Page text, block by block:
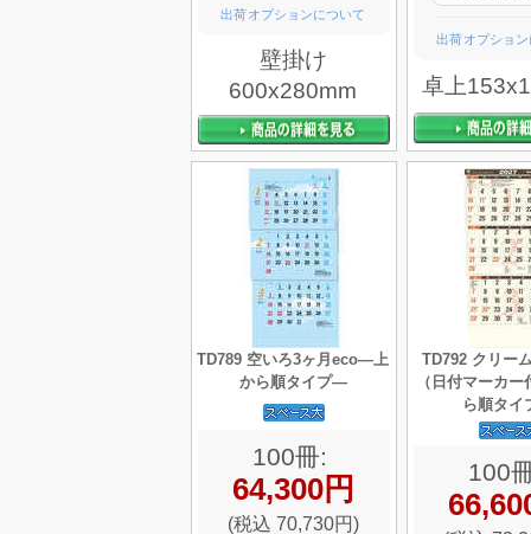
出荷オプションについて
壁掛け
600x280mm
出荷オプショ
卓上
TD789 空いろ3ヶ月eco—上
から順タイプ—
100冊:
64,300円
(税込 70,730円)
TD792 クリー
（日付マーカ
ら順タ
100